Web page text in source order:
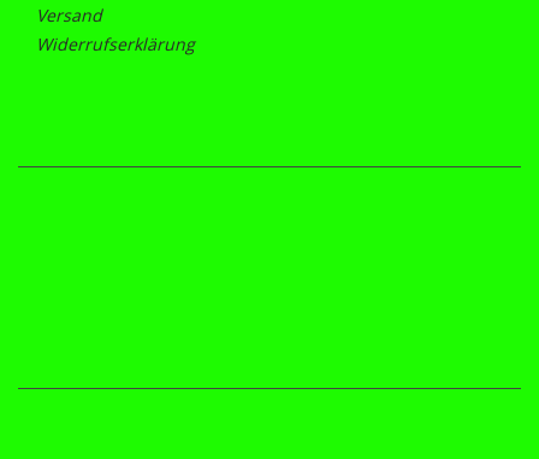
Versand
Widerrufserklärung